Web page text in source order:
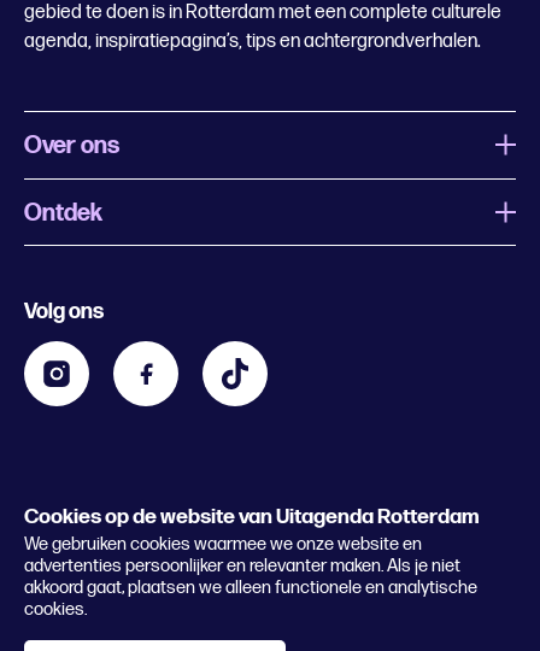
Cookies op de website van Uitagenda Rotterdam
We gebruiken cookies waarmee we onze website en
advertenties persoonlijker en relevanter maken. Als je niet
akkoord gaat, plaatsen we alleen functionele en analytische
cookies.
gebied te doen is in Rotterdam met een complete culturele
agenda, inspiratiepagina’s, tips en achtergrondverhalen.
Over ons
Wat is Uitagenda Rotterdam
Contact
Zakelijk
Lees het magazine
Ontdek
Kids
Volg ons
© 2026 Rotterdam Festivals